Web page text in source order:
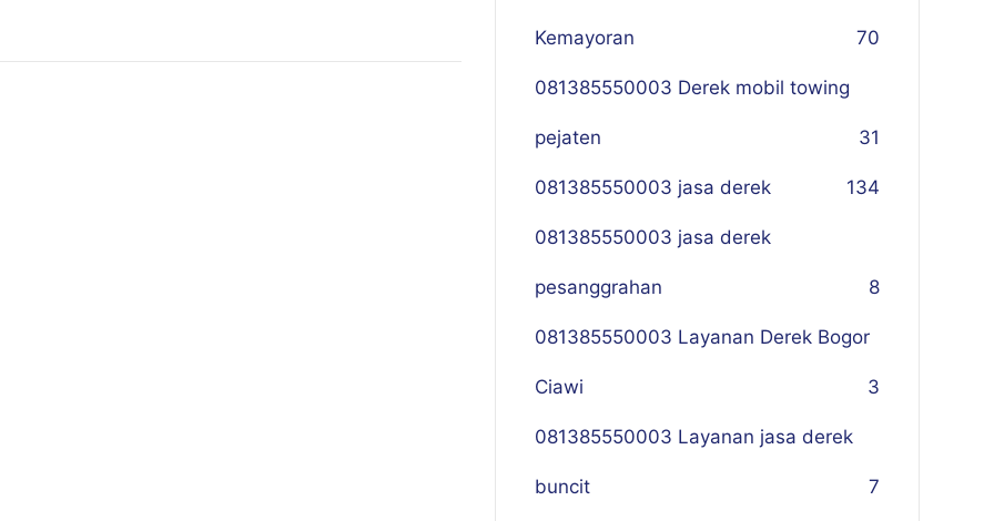
Kemayoran 70
081385550003 Derek mobil towing
pejaten 31
081385550003 jasa derek 134
081385550003 jasa derek
pesanggrahan 8
081385550003 Layanan Derek Bogor
Ciawi 3
081385550003 Layanan jasa derek
buncit 7